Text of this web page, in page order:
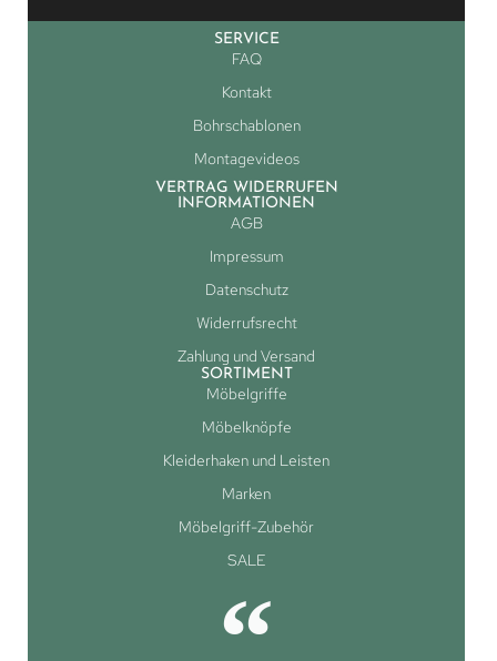
SERVICE
FAQ
Kontakt
Bohrschablonen
Montagevideos
VERTRAG WIDERRUFEN
INFORMATIONEN
AGB
Impressum
Datenschutz
Widerrufsrecht
Zahlung und Versand
SORTIMENT
Möbelgriffe
Möbelknöpfe
Kleiderhaken und Leisten
Marken
Möbelgriff-Zubehör
SALE